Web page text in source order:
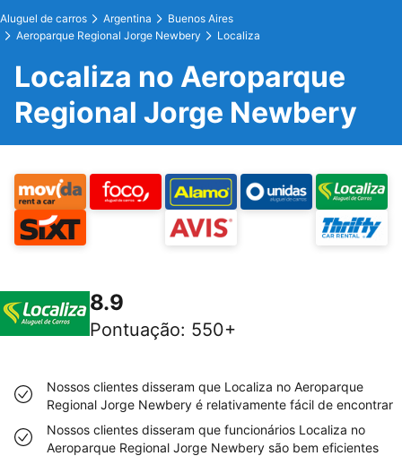
Aluguel de carros Argentina
Buenos Aires
Aeroparque Regional Jorge Newbery
Localiza
Localiza no Aeroparque
Regional Jorge Newbery
8.9
Pontuação: 550+
Nossos clientes disseram que Localiza no Aeroparque
Regional Jorge Newbery é relativamente fácil de encontrar
Nossos clientes disseram que funcionários Localiza no
Aeroparque Regional Jorge Newbery são bem eficientes